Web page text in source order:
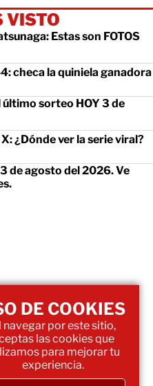
VISTO
Estas son FOTOS
checa la quiniela ganadora
último sorteo HOY 3 de
¿Dónde ver la serie viral?
de agosto del 2026. Ve
DE COOKIES
navegar por este sitio,
las cookies que
para mejorar tu
experiencia.